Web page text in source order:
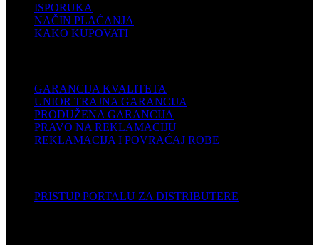
ISPORUKA
NAČIN PLAĆANJA
KAKO KUPOVATI
GARANCIJA KVALITETA
UNIOR TRAJNA GARANCIJA
PRODUŽENA GARANCIJA
PRAVO NA REKLAMACIJU
REKLAMACIJA I POVRAĆAJ ROBE
PRISTUP PORTALU ZA DISTRIBUTERE